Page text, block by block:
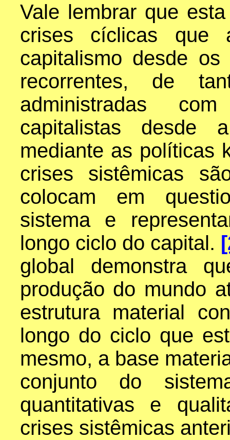
Vale lembrar que
crises cíclicas que
capitalismo desde
recorrentes, de
administradas
capitalistas desde
mediante as políticas
crises sistêmicas
colocam em
sistema e
longo ciclo do capital.
global demonstra
produção do mundo
estrutura material
longo do ciclo que
mesmo, a base
conjunto do
quantitativas e
crises sistêmicas